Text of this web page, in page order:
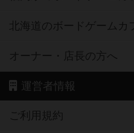
北海道のボードゲームカ
オーナー・店長の方へ
運営者情報
ご利用規約